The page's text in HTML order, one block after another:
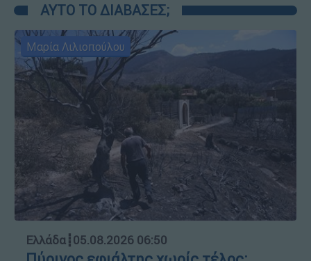
ΑΥΤΟ ΤΟ ΔΙΑΒΑΣΕΣ;
Μαρία Λιλιοπούλου
Ελλάδα┋05.08.2026 06:50